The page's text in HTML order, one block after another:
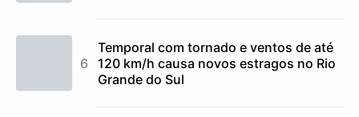
Temporal com tornado e ventos de até
120 km/h causa novos estragos no Rio
Grande do Sul